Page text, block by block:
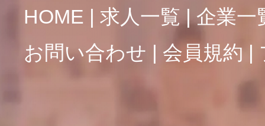
HOME 求人一覧
企業一
お問い合わせ
会員規約